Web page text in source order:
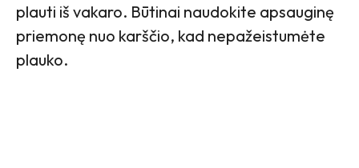
plauti iš vakaro. Būtinai naudokite apsauginę
priemonę nuo karščio, kad nepažeistumėte
plauko.